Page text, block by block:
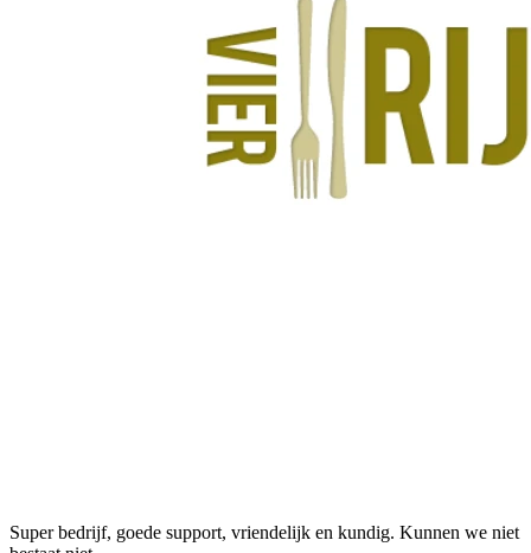
Super bedrijf, goede support, vriendelijk en kundig. Kunnen we niet